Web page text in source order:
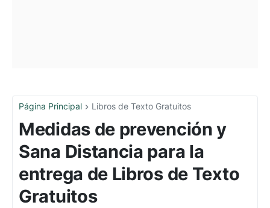
Página Principal Libros de Texto Gratuitos
Medidas de prevención y
Sana Distancia para la
entrega de Libros de Texto
Gratuitos